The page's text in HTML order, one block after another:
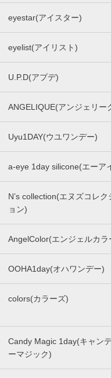
eyestar(アイスター)
eyelist(アイリスト)
U.P.D(アプデ)
ANGELIQUE(アンジェリー
Uyu1DAY(ウユワンデー)
a-eye 1day silicone(エーア
N’s collection(エヌズコレク
ョン)
AngelColor(エンジェルカラ
OOHA1day(オハワンデー)
colors(カラーズ)
Candy Magic 1day(キャン
ーマジック)